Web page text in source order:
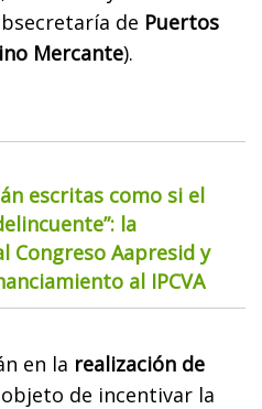
de Puertos
Mercante).
escritas como si el
la
Congreso Aapresid y
al IPCVA
en la realización de
de incentivar la